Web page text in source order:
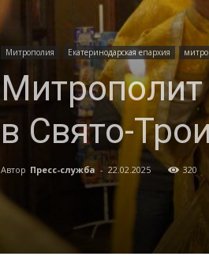
Митрополия Екатеринодарская епархия
в Свято-
Автор Пресс-служба - 22.02.2025 320